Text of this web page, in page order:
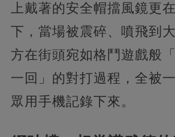
上戴著的安全帽擋風鏡更
下，當場被震碎、噴飛到
方在街頭宛如格鬥遊戲般
一回」的對打過程，全被
眾用手機記錄下來。